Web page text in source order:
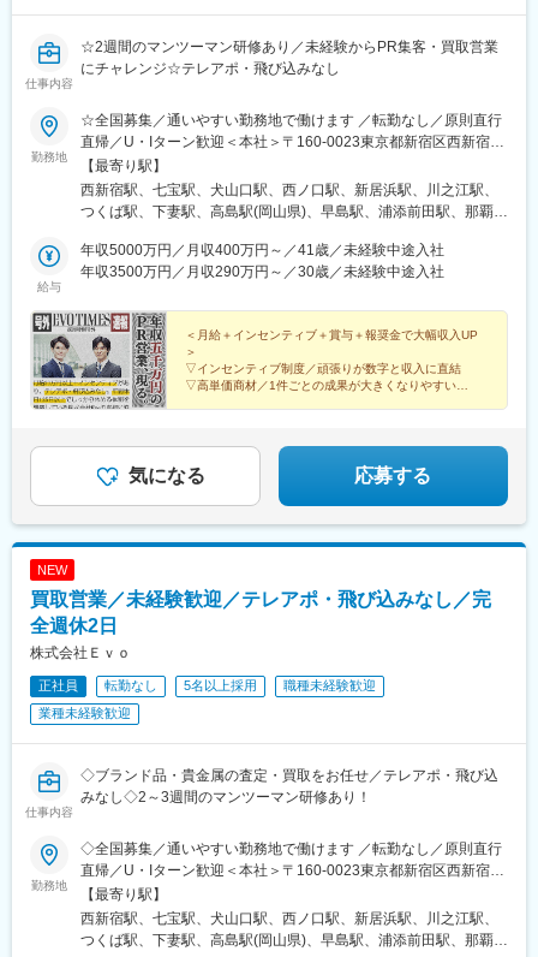
十条駅(東京都)、みどり台駅、東宿郷駅、江曽島駅、笠間駅、下館
駅、新守谷駅、流山おおたかの森駅、南柏駅、明大前駅、塚原
泉駅、公津の杜駅、八街駅、茂原駅、牛浜駅、藤沢駅、雑色駅、
西立川駅、北八王子駅、三鷹駅、曳舟駅、西葛西駅、逗子駅、宮
崎台駅、並木北駅、古淵駅、矢板駅、北真岡駅、伊勢原駅、淵野
辺駅、中野坂上駅、広電廿日市駅、安芸駅、土佐山田駅、大阪空
港駅(大阪モノレール)、狛江駅、芳賀台駅、学園前駅(奈良県)、上
保原駅、肥後橋駅、下板橋駅、登戸駅、東伏見駅、下総中山駅、
南林間駅、志村坂上駅、駅東公園前駅、下高井戸駅、岩原駅、熊
川駅、逗子・葉山駅、宮前平駅、並木中央駅、西新宿五丁目駅、
山陽女学園前駅、球場前駅(高知県)、大江橋駅、宇都宮駅東口駅
仕事内容
☆2週間のマンツーマン研修あり／未経験からPR集客・買取営業
にチャレンジ☆テレアポ・飛び込みなし
勤務地
☆全国募集／通いやすい勤務地で働けます ／転勤なし／原則直行
直帰／U・Iターン歓迎＜本社＞〒160-0023東京都新宿区西新宿五
丁目1番1号 住友不動産新宿ファーストタワー3階※転居を伴う転
勤はありません。■その他勤務地・都内23区、関東のプロジェク
ト先やご希望の全国
【最寄り駅】
西新宿駅、七宝駅、犬山口駅、西ノ口駅、新居浜駅、川之江駅、
つくば駅、下妻駅、高島駅(岡山県)、早島駅、浦添前田駅、那覇空
くりこま高原駅、長町一丁目駅、宇治駅(奈良線)、久津川駅、山城
青谷駅、天ケ瀬駅、有佐駅、吉井駅(群馬県)、前橋大島駅、広駅、
西町駅、具同駅、浜崎駅、朝霞台駅、東岩槻駅、大野原駅、亀山
駅(三重県)、三瀬谷駅、南鳥海駅、鶴岡駅、赤湯駅、奈古駅、日野
駅(滋賀県)、堅田駅、近江長岡駅、十文字駅、扇田駅、三ツ境駅、
鴨宮駅、三沢駅(青森県)、板柳駅、磐田駅、美川駅、野々市駅(Ｉ
Ｒいしかわ鉄道線)、九重駅、滑河駅、大網駅、北信太駅、寝屋川
作駅、和泉多摩川駅、井荻駅、阿波山川駅、石井駅(徳島県)、南小
松島駅、ゆいの杜東駅、高久駅、五位堂駅、富雄駅、西加積駅、
守谷駅、ゆめみ野駅、北春日部駅、上星川駅、善行駅、三崎口
駅、内宿駅、柏の葉キャンパス駅、岩瀬駅、古河駅、鶴瀬駅、東
武動物公園駅、上板橋駅、本厚木駅、亀戸水神駅、東千葉駅、高
駅、川和町駅、雀宮駅、岡本駅(栃木県)、木更津駅、北松戸駅、武
里駅、栗橋駅、樅山駅、湯河原駅、松戸駅、東富岡駅、新鹿沼
十条駅(東京都)、みどり台駅、東宿郷駅、江曽島駅、笠間駅、下館
駅、新守谷駅、流山おおたかの森駅、南柏駅、明大前駅、塚原
泉駅、公津の杜駅、八街駅、茂原駅、牛浜駅、藤沢駅、雑色駅、
西立川駅、北八王子駅、三鷹駅、曳舟駅、西葛西駅、逗子駅、宮
崎台駅、並木北駅、古淵駅、矢板駅、北真岡駅、伊勢原駅、淵野
辺駅、中野坂上駅、広電廿日市駅、安芸駅、土佐山田駅、大阪空
港駅(大阪モノレール)、狛江駅、芳賀台駅、学園前駅(奈良県)、上
保原駅、肥後橋駅、下板橋駅、登戸駅、東伏見駅、下総中山駅、
給与
年収5000万円／月収400万円～／41歳／未経験中途入社
年収3500万円／月収290万円～／30歳／未経験中途入社
＜月給＋インセンティブ＋賞与＋報奨金で大幅収入UP
＞
▽インセンティブ制度／頑張りが数字と収入に直結
▽高単価商材／1件ごとの成果が大きくなりやすい
気になる 応募する
NEW
買取営業／未経験歓迎／テレアポ・飛び込みなし／完
全週休2日
株式会社Ｅｖｏ
正社員 転勤なし 5名以上採用
職種未経験歓迎
業種未経験歓迎
仕事内容
◇ブランド品・貴金属の査定・買取をお任せ／テレアポ・飛び込
みなし◇2～3週間のマンツーマン研修あり！
勤務地
◇全国募集／通いやすい勤務地で働けます ／転勤なし／原則直行
直帰／U・Iターン歓迎＜本社＞〒160-0023東京都新宿区西新宿五
丁目1番1号 住友不動産新宿ファーストタワー3階※転居を伴う転
勤はありません。■その他勤務地・都内23区、関東のプロジェク
ト先やご希望の全国
【最寄り駅】
西新宿駅、七宝駅、犬山口駅、西ノ口駅、新居浜駅、川之江駅、
つくば駅、下妻駅、高島駅(岡山県)、早島駅、浦添前田駅、那覇空